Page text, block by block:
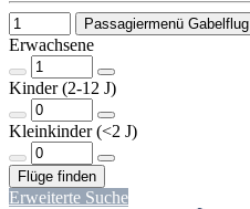
Passagiermenü Gabelflug
Erwachsene
Kinder (2-12 J)
Kleinkinder (<2 J)
Erweiterte Suche